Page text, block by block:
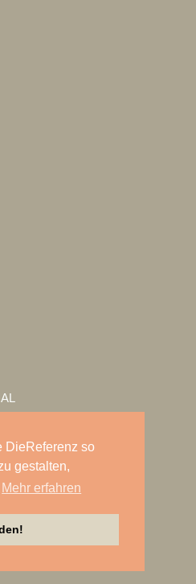
DieReferenz so
gestalten,
Mehr erfahren